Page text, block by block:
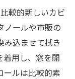
較的新しいカビ
ノールや市販の
み込ませて拭き
着用し、窓を開
ールは比較的素